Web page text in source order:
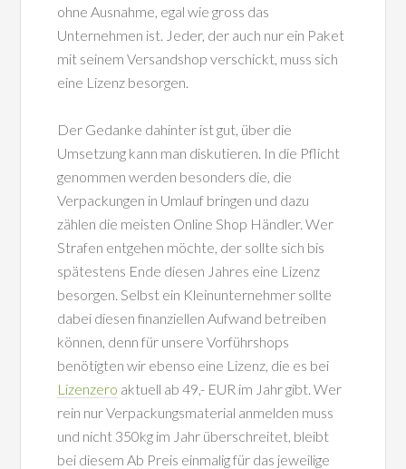
ohne Ausnahme, egal wie gross das
Unternehmen ist. Jeder, der auch nur ein Paket
mit seinem Versandshop verschickt, muss sich
eine Lizenz besorgen.
Der Gedanke dahinter ist gut, über die
Umsetzung kann man diskutieren. In die Pflicht
genommen werden besonders die, die
Verpackungen in Umlauf bringen und dazu
zählen die meisten Online Shop Händler. Wer
Strafen entgehen möchte, der sollte sich bis
spätestens Ende diesen Jahres eine Lizenz
besorgen. Selbst ein Kleinunternehmer sollte
dabei diesen finanziellen Aufwand betreiben
können, denn für unsere Vorführshops
benötigten wir ebenso eine Lizenz, die es bei
Lizenzero aktuell ab 49,- EUR im Jahr gibt. Wer
rein nur Verpackungsmaterial anmelden muss
und nicht 350kg im Jahr überschreitet, bleibt
bei diesem Ab Preis einmalig für das jeweilige